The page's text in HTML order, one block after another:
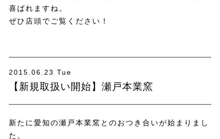
喜ばれますね。
ぜひ店頭でご覧ください！
2015.06.23 Tue
【新規取扱い開始】瀬戸本業窯
新たに愛知の瀬戸本業窯とのおつき合いが始まりまし
た。